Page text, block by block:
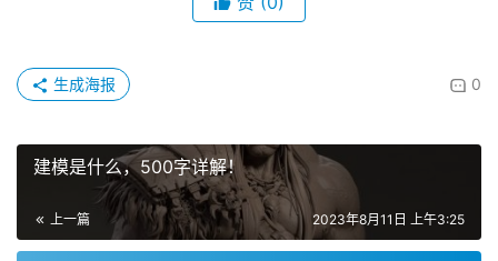
0
生成海报
建模是什么，500字详解！
上一篇 2023年8月11日 上午3:25